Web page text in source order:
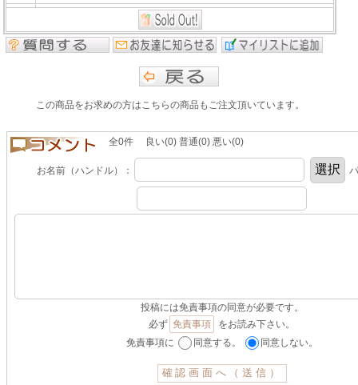
この商品をお求めの方はこちらの商品もご注文頂いています。
全0件 良い(0) 普通(0) 悪い(0)
お名前（ハンドル）：
投稿には免責事項の同意が必要です。
必ず 免責事項
をお読み下さい。
免責事項に
同意する。 同意しない。